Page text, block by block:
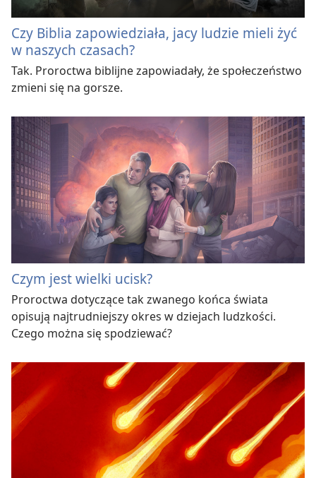
Czy Biblia zapowiedziała, jacy ludzie mieli żyć
w naszych czasach?
Tak. Proroctwa biblijne zapowiadały, że społeczeństwo
zmieni się na gorsze.
Czym jest wielki ucisk?
Proroctwa dotyczące tak zwanego końca świata
opisują najtrudniejszy okres w dziejach ludzkości.
Czego można się spodziewać?